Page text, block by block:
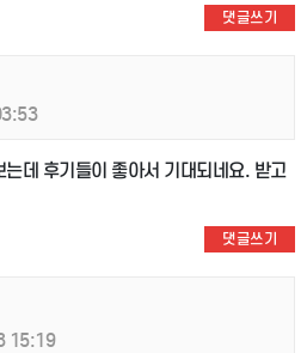
댓글쓰기
데 후기들이 좋아서 기대되네요. 받고
댓글쓰기
15:19